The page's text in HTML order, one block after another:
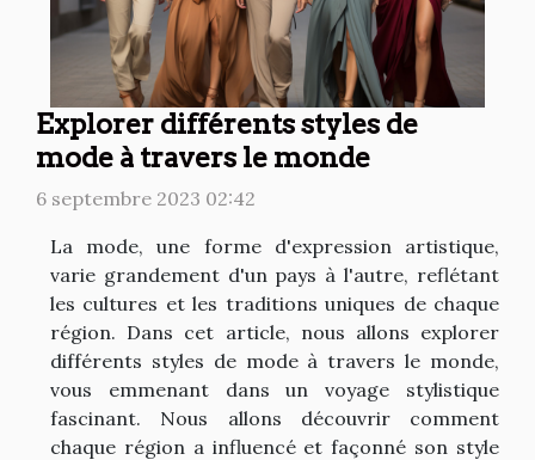
Explorer différents styles de
mode à travers le monde
6 septembre 2023 02:42
La mode, une forme d'expression artistique,
varie grandement d'un pays à l'autre, reflétant
les cultures et les traditions uniques de chaque
région. Dans cet article, nous allons explorer
différents styles de mode à travers le monde,
vous emmenant dans un voyage stylistique
fascinant. Nous allons découvrir comment
chaque région a influencé et façonné son style